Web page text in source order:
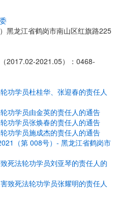
黑龙江省鹤岗市南山区红旗路225
2017.02-2021.05）：0468-
功学员杜桂华、张迎春的责任人
功学员由金英的责任人的通告
功学员张焕春的责任人的通告
功学员施成杰的责任人的通告
（第 008号）- 黑龙江省鹤岗市
死法轮功学员刘亚琴的责任人的
致死法轮功学员张耀明的责任人